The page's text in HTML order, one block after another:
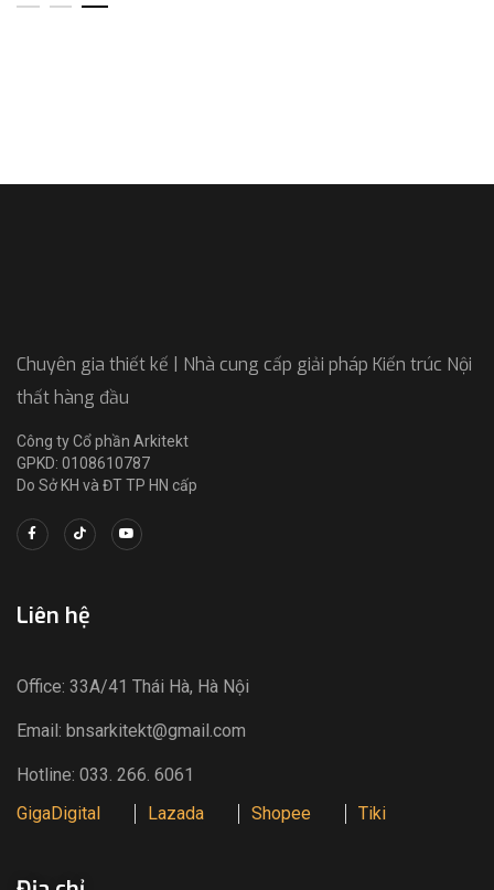
Chuyên gia thiết kế | Nhà cung cấp giải pháp Kiến trúc Nội
thất hàng đầu
Công ty Cổ phần Arkitekt
GPKD: 0108610787
Do Sở KH và ĐT TP HN cấp
Liên hệ
Office: 33A/41 Thái Hà, Hà Nội
Email: bnsarkitekt@gmail.com
Hotline: 033. 266. 6061
GigaDigital
Lazada Shopee Tiki